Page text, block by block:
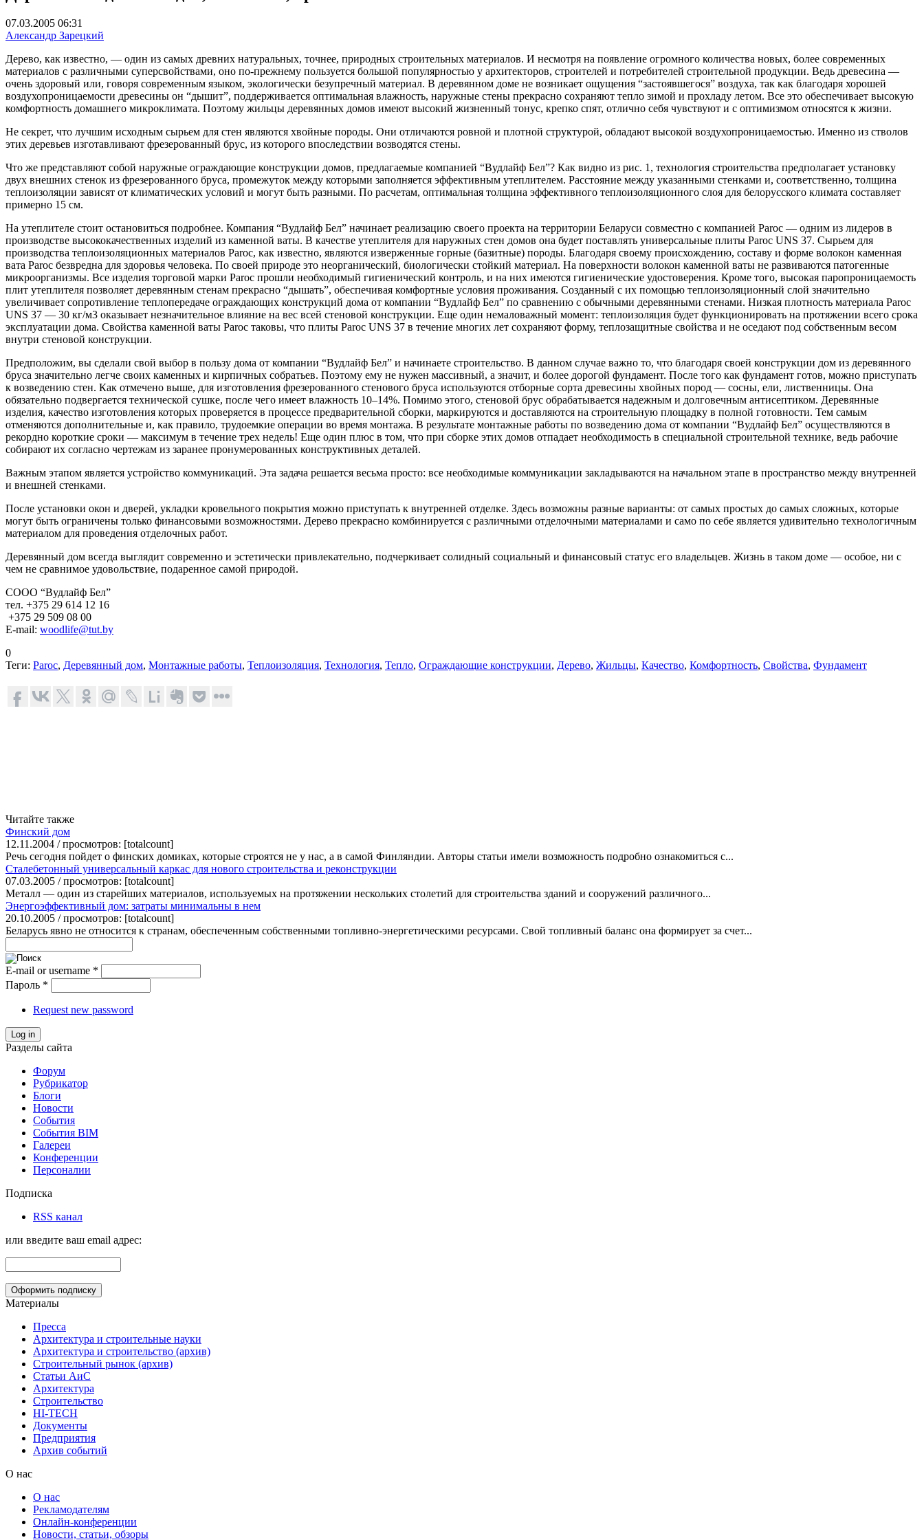
07.03.2005 06:31
Александр Зарецкий
Дерево, как известно, — один из самых древних натуральных, точнее, природных строительных материалов. И несмотря на появление огромного количества новых, более современных
материалов с различными суперсвойствами, оно по-прежнему пользуется большой популярностью у архитекторов, строителей и потребителей строительной продукции. Ведь древесина —
очень здоровый или, говоря современным языком, экологически безупречный материал. В деревянном доме не возникает ощущения “застоявшегося” воздуха, так как благодаря хорошей
воздухопроницаемости древесины он “дышит”, поддерживается оптимальная влажность, наружные стены прекрасно сохраняют тепло зимой и прохладу летом. Все это обеспечивает высокую
комфортность домашнего микроклимата. Поэтому жильцы деревянных домов имеют высокий жизненный тонус, крепко спят, отлично себя чувствуют и с оптимизмом относятся к жизни.
Не секрет, что лучшим исходным сырьем для стен являются хвойные породы. Они отличаются ровной и плотной структурой, обладают высокой воздухопроницаемостью. Именно из стволов
этих деревьев изготавливают фрезерованный брус, из которого впоследствии возводятся стены.
Что же представляют собой наружные ограждающие конструкции домов, предлагаемые компанией “Вудлайф Бел”? Как видно из рис. 1, технология строительства предполагает установку
двух внешних стенок из фрезерованного бруса, промежуток между которыми заполняется эффективным утеплителем. Расстояние между указанными стенками и, соответственно, толщина
теплоизоляции зависят от климатических условий и могут быть разными. По расчетам, оптимальная толщина эффективного теплоизоляционного слоя для белорусского климата составляет
примерно 15 см.
На утеплителе стоит остановиться подробнее. Компания “Вудлайф Бел” начинает реализацию своего проекта на территории Беларуси совместно с компанией Paroc — одним из лидеров в
производстве высококачественных изделий из каменной ваты. В качестве утеплителя для наружных стен домов она будет поставлять универсальные плиты Paroc UNS 37. Сырьем для
производства теплоизоляционных материалов Раrос, как известно, являются изверженные горные (базитные) породы. Благодаря своему происхождению, составу и форме волокон каменная
вата Раrос безвредна для здоровья человека. По своей природе это неорганический, биологически стойкий материал. На поверхности волокон каменной ваты не развиваются патогенные
микроорганизмы. Все изделия торговой марки Раrос прошли необходимый гигиенический контроль, и на них имеются гигиенические удостоверения. Кроме того, высокая паропроницаемость
плит утеплителя позволяет деревянным стенам прекрасно “дышать”, обеспечивая комфортные условия проживания. Созданный с их помощью теплоизоляционный слой значительно
увеличивает сопротивление теплопередаче ограждающих конструкций дома от компании “Вудлайф Бел” по сравнению с обычными деревянными стенами. Низкая плотность материала Paroc
UNS 37 — 30 кг/м3 оказывает незначительное влияние на вес всей стеновой конструкции. Еще один немаловажный момент: теплоизоляция будет функционировать на протяжении всего срока
эксплуатации дома. Свойства каменной ваты Paroc таковы, что плиты Paroc UNS 37 в течение многих лет сохраняют форму, теплозащитные свойства и не оседают под собственным весом
внутри стеновой конструкции.
Предположим, вы сделали свой выбор в пользу дома от компании “Вудлайф Бел” и начинаете строительство. В данном случае важно то, что благодаря своей конструкции дом из деревянного
бруса значительно легче своих каменных и кирпичных собратьев. Поэтому ему не нужен массивный, а значит, и более дорогой фундамент. После того как фундамент готов, можно приступать
к возведению стен. Как отмечено выше, для изготовления фрезерованного стенового бруса используются отборные сорта древесины хвойных пород — сосны, ели, лиственницы. Она
обязательно подвергается технической сушке, после чего имеет влажность 10–14%. Помимо этого, стеновой брус обрабатывается надежным и долговечным антисептиком. Деревянные
изделия, качество изготовления которых проверяется в процессе предварительной сборки, маркируются и доставляются на строительную площадку в полной готовности. Тем самым
отменяются дополнительные и, как правило, трудоемкие операции во время монтажа. В результате монтажные работы по возведению дома от компании “Вудлайф Бел” осуществляются в
рекордно короткие сроки — максимум в течение трех недель! Еще один плюс в том, что при сборке этих домов отпадает необходимость в специальной строительной технике, ведь рабочие
собирают их согласно чертежам из заранее пронумерованных конструктивных деталей.
Важным этапом является устройство коммуникаций. Эта задача решается весьма просто: все необходимые коммуникации закладываются на начальном этапе в пространство между внутренней
и внешней стенками.
После установки окон и дверей, укладки кровельного покрытия можно приступать к внутренней отделке. Здесь возможны разные варианты: от самых простых до самых сложных, которые
могут быть ограничены только финансовыми возможностями. Дерево прекрасно комбинируется с различными отделочными материалами и само по себе является удивительно технологичным
материалом для проведения отделочных работ.
Деревянный дом всегда выглядит современно и эстетически привлекательно, подчеркивает солидный социальный и финансовый статус его владельцев. Жизнь в таком доме — особое, ни с
чем не сравнимое удовольствие, подаренное самой природой.
СООО “Вудлайф Бел”
тел. +375 29 614 12 16
+375 29 509 08 00
E-mail: woodlife@tut.by
0
Теги: Paroc, Деревянный дом, Монтажные работы, Теплоизоляция, Технология, Тепло, Ограждающие конструкции, Дерево, Жильцы, Качество, Комфортность, Свойства, Фундамент
Читайте также
Финский дом
12.11.2004 / просмотров: [totalcount]
Речь сегодня пойдет о финских домиках, которые строятся не у нас, а в самой Финляндии. Авторы статьи имели возможность подробно ознакомиться с...
Сталебетонный универсальный каркас для нового строительства и реконструкции
07.03.2005 / просмотров: [totalcount]
Металл — один из старейших материалов, используемых на протяжении нескольких столетий для строительства зданий и сооружений различного...
Энергоэффективный дом: затраты минимальны в нем
20.10.2005 / просмотров: [totalcount]
Беларусь явно не относится к странам, обеспеченным собственными топливно-энергетическими ресурсами. Свой топливный баланс она формирует за счет...
E-mail or username *
Пароль *
Request new password
Log in
Разделы сайта
Форум
Рубрикатор
Блоги
Новости
События
События BIM
Галереи
Конференции
Персоналии
Подписка
RSS канал
или введите ваш email адрес:
Материалы
Пресса
Архитектура и строительные науки
Архитектура и строительство (архив)
Строительный рынок (архив)
Статьи АиС
Архитектура
Строительство
HI-TECH
Документы
Предприятия
Архив событий
О нас
О нас
Рекламодателям
Онлайн-конференции
Новости, статьи, обзоры